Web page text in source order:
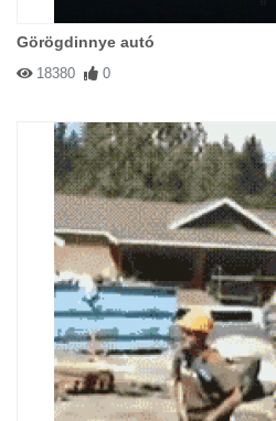
Görögdinnye autó
18380 0